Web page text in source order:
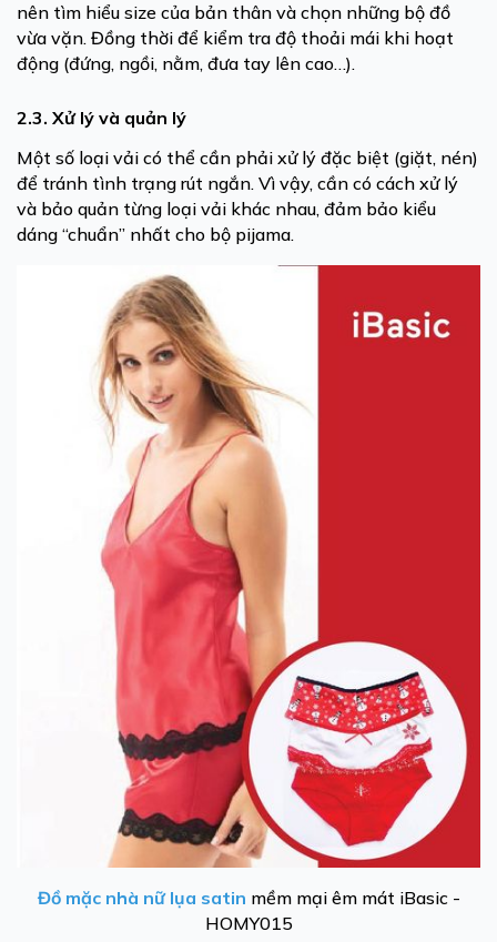
nên tìm hiểu size của bản thân và chọn những bộ đồ
vừa vặn. Đồng thời để kiểm tra độ thoải mái khi hoạt
động (đứng, ngồi, nằm, đưa tay lên cao…).
2.3. Xử lý và quản lý
Một số loại vải có thể cần phải xử lý đặc biệt (giặt, nén)
để tránh tình trạng rút ngắn. Vì vậy, cần có cách xử lý
và bảo quản từng loại vải khác nhau, đảm bảo kiểu
dáng “chuẩn” nhất cho bộ pijama.
Đồ mặc nhà nữ lụa satin mềm mại êm mát iBasic -
HOMY015